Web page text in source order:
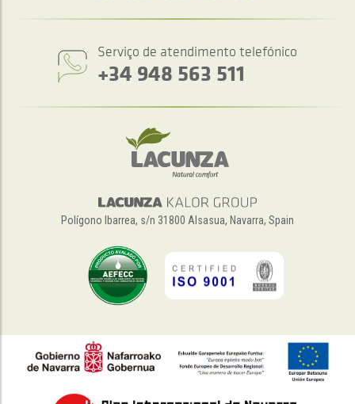
Serviço de atendimento telefónico
+34 948 563 511
Polígono Ibarrea, s/n 31800 Alsasua, Navarra, Spain